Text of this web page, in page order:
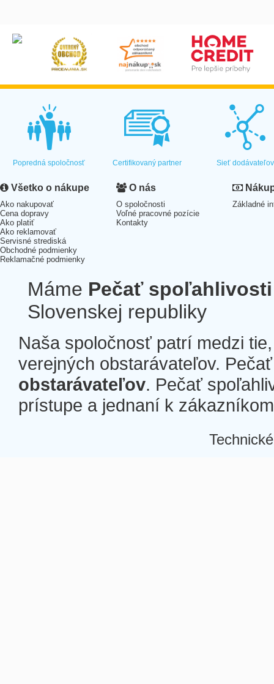
Popredná spoločnosť Certifikovaný partner Sieť dodávateľov
Všetko o nákupe
Ako nakupovať
Cena dopravy
Ako platiť
Ako reklamovať
Servisné strediská
Obchodné podmienky
Reklamačné podmienky
O nás
O spoločnosti
Voľné pracovné pozície
Kontakty
Základné
Máme Pečať spoľahlivosti
Slovenskej republiky
Naša spoločnosť patrí medzi
verejných obstarávateľov.
obstarávateľov. Pečať
prístupe a jednaní k